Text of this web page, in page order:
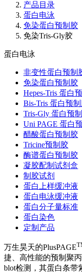
产品目录
蛋白电泳
免染蛋白预制胶
免染Tris-Gly胶
蛋白电泳
非变性蛋白预制
免染蛋白预制胶
Hepes-Tris 蛋白
Bis-Tris 蛋白预
Tris-Gly 蛋白预
Uni PAGE 蛋白
醋酸蛋白预制胶
Tricine预制胶
酶谱蛋白预制胶
凝胶配制试剂盒
制胶试剂
蛋白上样缓冲液
蛋白电泳缓冲液
蛋白分子量标准
蛋白染色
定制产品
万生昊天的PlusPAGE
捷、高性能的预制聚
blot检测，其蛋白条带